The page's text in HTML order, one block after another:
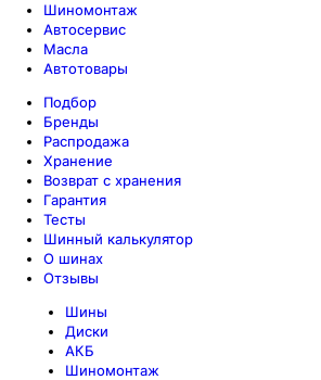
Шиномонтаж
Автосервис
Масла
Автотовары
Подбор
Бренды
Распродажа
Хранение
Возврат с хранения
Гарантия
Тесты
Шинный калькулятор
О шинах
Отзывы
Шины
Диски
АКБ
Шиномонтаж